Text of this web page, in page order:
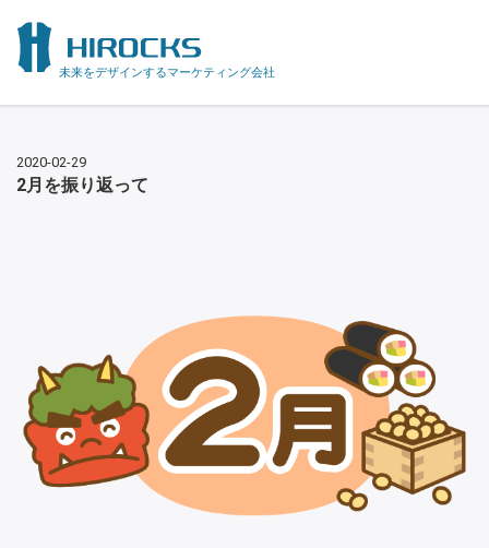
未来をデザインするマーケティング会社
2020-02-29
2月を振り返って